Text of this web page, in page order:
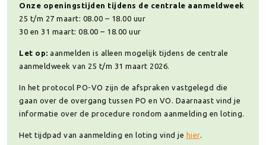
Onze openingstijden tijdens de centrale aanmeldweek
25 t/m 27 maart: 08.00 – 18.00 uur
30 en 31 maart: 08.00 – 18.00 uur
Let op: aanmelden is alleen mogelijk tijdens de centrale
aanmeldweek van 25 t/m 31 maart 2026.
In het protocol PO-VO zijn de afspraken vastgelegd die
gaan over de overgang tussen PO en VO. Daarnaast vind je
informatie over de procedure rondom aanmelding en loting.
Het tijdpad van aanmelding en loting vind je hier.